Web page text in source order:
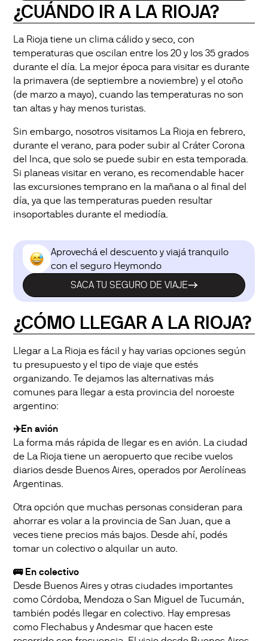
¿CUÁNDO IR A LA RIOJA?
La Rioja tiene un clima cálido y seco, con
temperaturas que oscilan entre los 20 y los 35 grados
durante el día. La mejor época para visitar es durante
la primavera (de septiembre a noviembre) y el otoño
(de marzo a mayo), cuando las temperaturas no son
tan altas y hay menos turistas.
Sin embargo, nosotros visitamos La Rioja en febrero,
durante el verano, para poder subir al Cráter Corona
del Inca, que solo se puede subir en esta temporada.
Si planeas visitar en verano, es recomendable hacer
las excursiones temprano en la mañana o al final del
día, ya que las temperaturas pueden resultar
insoportables durante el mediodía.
Aprovechá el descuento y viajá tranquilo
con el seguro Heymondo
SACA TU SEGURO DE VIAJE
¿CÓMO LLEGAR A LA RIOJA?
Llegar a La Rioja es fácil y hay varias opciones según
tu presupuesto y el tipo de viaje que estés
organizando. Te dejamos las alternativas más
comunes para llegar a esta provincia del noroeste
argentino:
✈️En avión
La forma más rápida de llegar es en avión. La ciudad
de La Rioja tiene un aeropuerto que recibe vuelos
diarios desde Buenos Aires, operados por Aerolíneas
Argentinas.
Otra opción que muchas personas consideran para
ahorrar es volar a la provincia de San Juan, que a
veces tiene precios más bajos. Desde ahí, podés
tomar un colectivo o alquilar un auto.
🚌 En colectivo
Desde Buenos Aires y otras ciudades importantes
como Córdoba, Mendoza o San Miguel de Tucumán,
también podés llegar en colectivo. Hay empresas
como Flechabus y Andesmar que hacen este